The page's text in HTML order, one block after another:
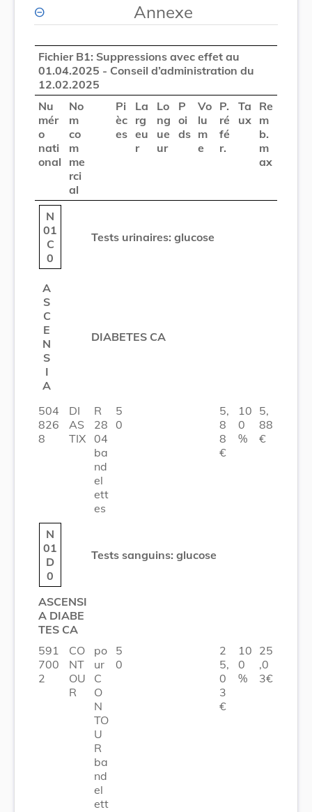
Annexe
Fichier B1: Suppressions avec effet au
01.04.2025 - Conseil d’administration du
12.02.2025
Nu
mér
o
nati
onal
No
m
co
m
me
rci
al
Pi
èc
es
La
rg
eu
r
Lo
ng
ue
ur
P
oi
ds
Vo
lu
m
e
P.
ré
fé
r.
Ta
ux
Re
m
b.
m
ax
N
01
C
0
Tests urinaires: glucose
A
S
C
E
N
S
I
A
DIABETES CA
504
826
8
DI
AS
TIX
R
28
04
ba
nd
el
ett
es
5
0
5,
8
8
€
10
0
%
5,
88
€
N
01
D
0
Tests sanguins: glucose
ASCENSI
A DIABE
TES CA
591
700
2
CO
NT
OU
R
po
ur
C
O
N
TO
U
R
ba
nd
el
ett
5
0
2
5,
0
3
€
10
0
%
25
,0
3€